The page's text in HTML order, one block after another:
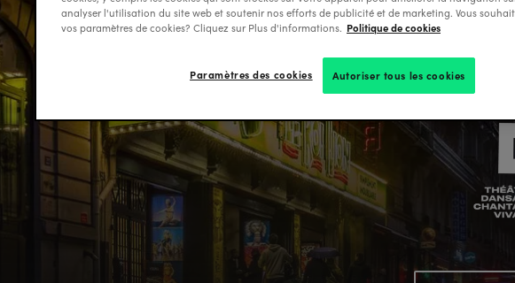
analyser l'utilisation du site web et soutenir nos efforts de publicité et de marketing. Vous
vos paramètres de cookies? Cliquez sur Plus d'informations. Politique de cookies
Paramètres des cookies Autoriser tous les cookies